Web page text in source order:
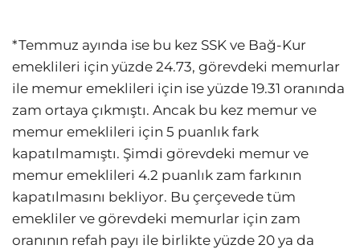
*Temmuz ayında ise bu kez SSK ve Bağ-Kur
emeklileri için yüzde 24.73, görevdeki memurlar
ile memur emeklileri için ise yüzde 19.31 oranında
zam ortaya çıkmıştı. Ancak bu kez memur ve
memur emeklileri için 5 puanlık fark
kapatılmamıştı. Şimdi görevdeki memur ve
memur emeklileri 4.2 puanlık zam farkının
kapatılmasını bekliyor. Bu çerçevede tüm
emekliler ve görevdeki memurlar için zam
oranının refah payı ile birlikte yüzde 20 ya da